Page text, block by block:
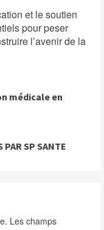
et le soutien
pour peser
l’avenir de la
médicale en
PAR SP SANTE
Les champs